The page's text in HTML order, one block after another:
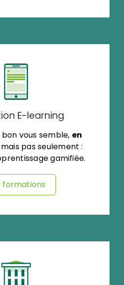
E-learning
vous semble, en
mais pas seulement :
gamifiée.
formations